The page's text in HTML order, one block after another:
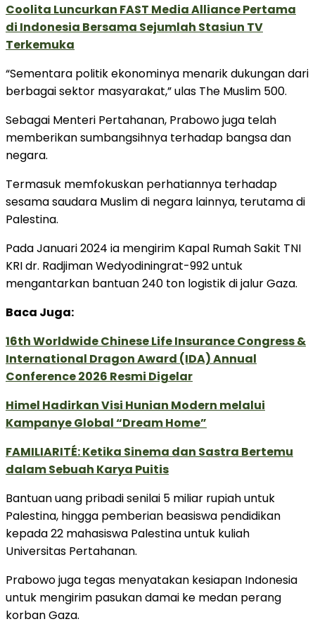
Coolita Luncurkan FAST Media Alliance Pertama
di Indonesia Bersama Sejumlah Stasiun TV
Terkemuka
“Sementara politik ekonominya menarik dukungan dari
berbagai sektor masyarakat,” ulas The Muslim 500.
Sebagai Menteri Pertahanan, Prabowo juga telah
memberikan sumbangsihnya terhadap bangsa dan
negara.
Termasuk memfokuskan perhatiannya terhadap
sesama saudara Muslim di negara lainnya, terutama di
Palestina.
Pada Januari 2024 ia mengirim Kapal Rumah Sakit TNI
KRI dr. Radjiman Wedyodiningrat-992 untuk
mengantarkan bantuan 240 ton logistik di jalur Gaza.
Baca Juga:
16th Worldwide Chinese Life Insurance Congress &
International Dragon Award (IDA) Annual
Conference 2026 Resmi Digelar
Himel Hadirkan Visi Hunian Modern melalui
Kampanye Global “Dream Home”
FAMILIARITÉ: Ketika Sinema dan Sastra Bertemu
dalam Sebuah Karya Puitis
Bantuan uang pribadi senilai 5 miliar rupiah untuk
Palestina, hingga pemberian beasiswa pendidikan
kepada 22 mahasiswa Palestina untuk kuliah
Universitas Pertahanan.
Prabowo juga tegas menyatakan kesiapan Indonesia
untuk mengirim pasukan damai ke medan perang
korban Gaza.